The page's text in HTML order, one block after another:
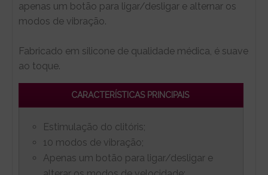
apenas um botão para ligar/desligar e alternar os
modos de vibração.
Fabricado em silicone de qualidade médica, é suave
ao toque.
CARACTERÍSTICAS PRINCIPAIS
Estimulação do clitóris;
10 modos de vibração;
Apenas um botão para ligar/desligar e